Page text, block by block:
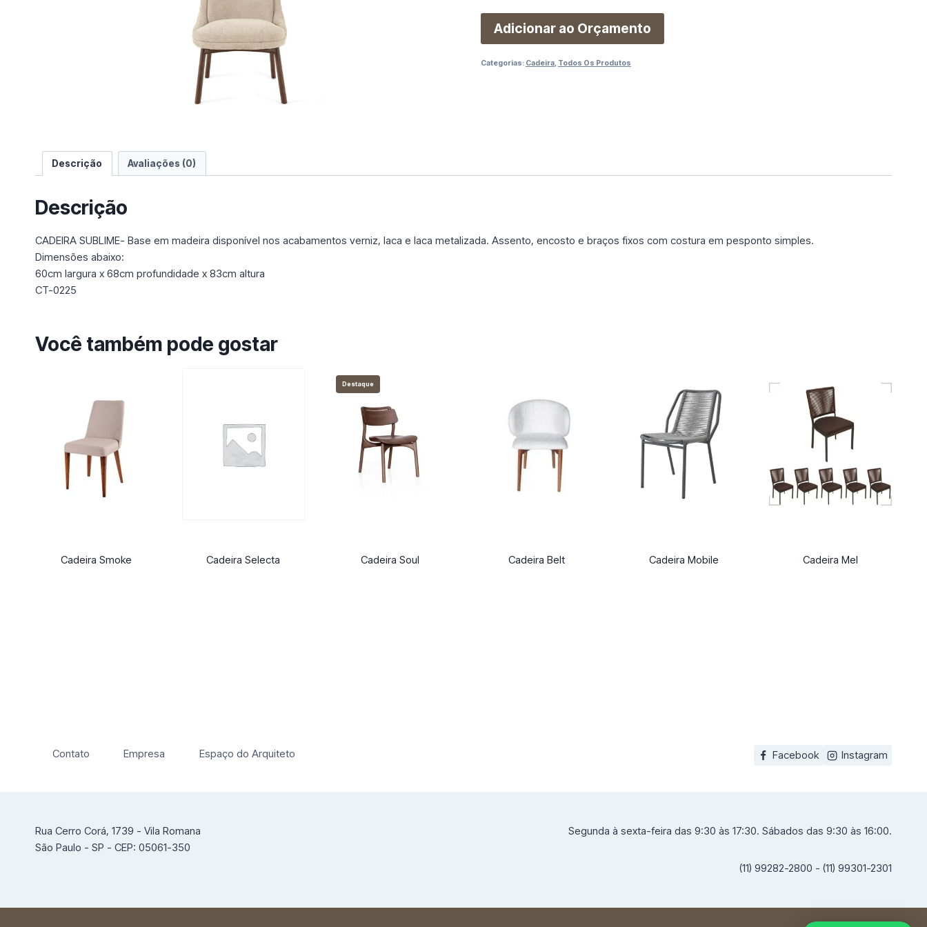
o
a
Adicionar ao Orçamento
Categorias: Cadeira, Todos Os Produtos
Descrição Avaliações (0)
Descrição
CADEIRA SUBLIME- Base em madeira disponível nos acabamentos verniz, laca e laca metalizada. Assento, encosto e braços fixos com costura em pesponto simples.
Dimensões abaixo:
60cm largura x 68cm profundidade x 83cm altura
CT-0225
Você também pode gostar
Cadeira Smoke Cadeira Selecta
Destaque
Cadeira Soul Cadeira Belt Cadeira Mobile Cadeira Mel
Contato Empresa Espaço do Arquiteto Facebook Instagram
Rua Cerro Corá, 1739 - Vila Romana
São Paulo - SP - CEP: 05061-350
Segunda à sexta-feira das 9:30 às 17:30. Sábados das 9:30 às 16:00.
(11) 99282-2800 - (11) 99301-2301